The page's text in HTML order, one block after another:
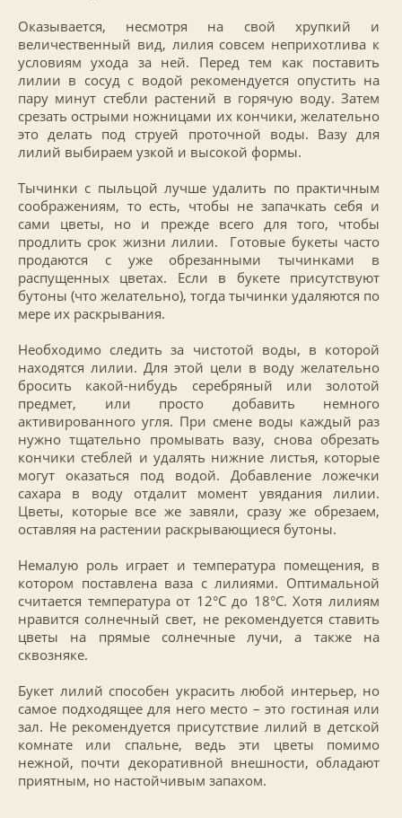
Оказывается, несмотря на свой хрупкий и
величественный вид, лилия совсем неприхотлива к
условиям ухода за ней. Перед тем как поставить
лилии в сосуд с водой рекомендуется опустить на
пару минут стебли растений в горячую воду. Затем
срезать острыми ножницами их кончики, желательно
это делать под струей проточной воды. Вазу для
лилий выбираем узкой и высокой формы.
Тычинки с пыльцой лучше удалить по практичным
соображениям, то есть, чтобы не запачкать себя и
сами цветы, но и прежде всего для того, чтобы
продлить срок жизни лилии. Готовые букеты часто
продаются с уже обрезанными тычинками в
распущенных цветах. Если в букете присутствуют
бутоны (что желательно), тогда тычинки удаляются по
мере их раскрывания.
Необходимо следить за чистотой воды, в которой
находятся лилии. Для этой цели в воду желательно
бросить какой-нибудь серебряный или золотой
предмет, или просто добавить немного
активированного угля. При смене воды каждый раз
нужно тщательно промывать вазу, снова обрезать
кончики стеблей и удалять нижние листья, которые
могут оказаться под водой. Добавление ложечки
сахара в воду отдалит момент увядания лилии.
Цветы, которые все же завяли, сразу же обрезаем,
оставляя на растении раскрывающиеся бутоны.
Немалую роль играет и температура помещения, в
котором поставлена ваза с лилиями. Оптимальной
считается температура от 12°С до 18°С. Хотя лилиям
нравится солнечный свет, не рекомендуется ставить
цветы на прямые солнечные лучи, а также на
сквозняке.
Букет лилий способен украсить любой интерьер, но
самое подходящее для него место – это гостиная или
зал. Не рекомендуется присутствие лилий в детской
комнате или спальне, ведь эти цветы помимо
нежной, почти декоративной внешности, обладают
приятным, но настойчивым запахом.